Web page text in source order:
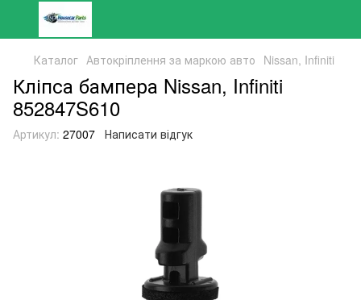
Каталог Автокріплення за маркою авто Nissan, Infiniti
Кліпса бампера Nissan, Infiniti
852847S610
Артикул: 27007 Написати відгук